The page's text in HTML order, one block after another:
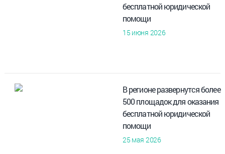
бесплатной юридической
помощи
15 июня 2026
В регионе развернутся более
500 площадок для оказания
бесплатной юридической
помощи
25 мая 2026